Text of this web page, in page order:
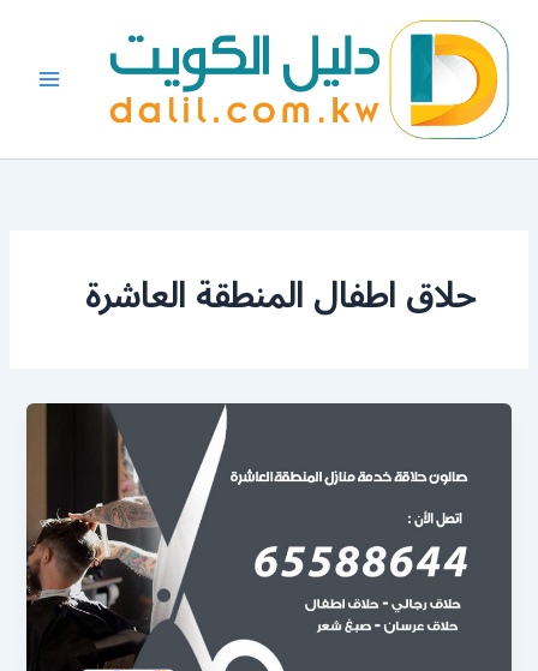
المحتوى
حلاق اطفال المنطقة العاشرة